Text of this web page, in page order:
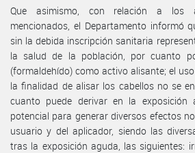
Que asimismo, con relación a los
mencionados, el Departamento informó
sin la debida inscripción sanitaria
la salud de la población, por cuanto
(formaldehído) como activo alisante; el
la finalidad de alisar los cabellos no se
cuanto puede derivar en la exposición
potencial para generar diversos efectos
usuario y del aplicador, siendo las
tras la exposición aguda, las siguientes: